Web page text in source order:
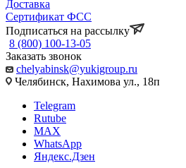
Доставка
Сертификат ФСС
Подписаться на рассылку
8 (800) 100-13-05
Заказать звонок
chelyabinsk@yukigroup.ru
Челябинск, Нахимова ул., 18п
Telegram
Rutube
MAX
WhatsApp
Яндекс.Дзен